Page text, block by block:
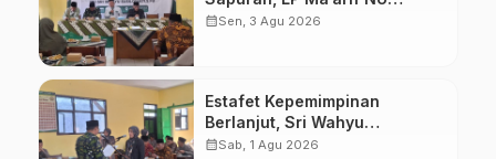
Wonosobo Tekankan Lima
calendar_monthSen, 3 Agu 2026
Estafet Kepemimpinan
Berlanjut, Sri Wahyu
Susilowati Resmi Pimpin MTs
calendar_monthSab, 1 Agu 2026